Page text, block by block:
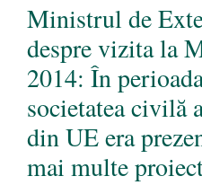
Ministrul de
despre vizita la
2014: În
societatea civilă
din UE era
mai multe